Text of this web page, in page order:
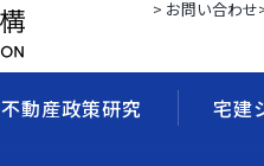
> お問い合わせ
不動産政策研究 宅建